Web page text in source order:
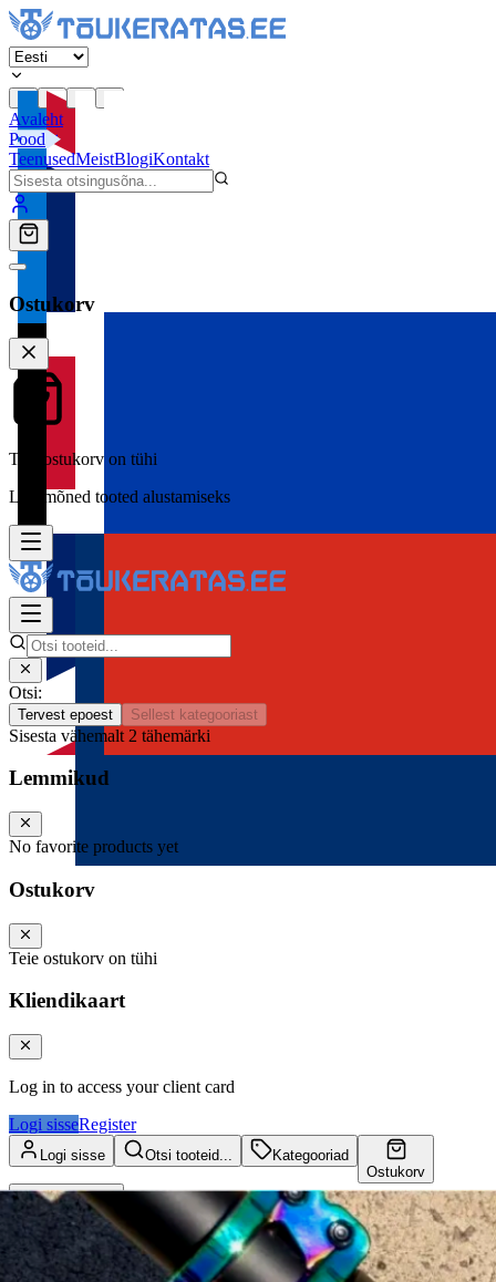
Avaleht
Pood
TeenusedMeistBlogiKontakt
Ostukorv
Teie ostukorv on tühi
Lisa mõned tooted alustamiseks
Otsi:
Tervest epoest Sellest kategooriast
Sisesta vähemalt 2 tähemärki
Lemmikud
No favorite products yet
Ostukorv
Teie ostukorv on tühi
Kliendikaart
Log in to access your client card
Logi sisseRegister
Logi sisse Otsi tooteid...
Kategooriad
Ostukorv
Kliendikaart